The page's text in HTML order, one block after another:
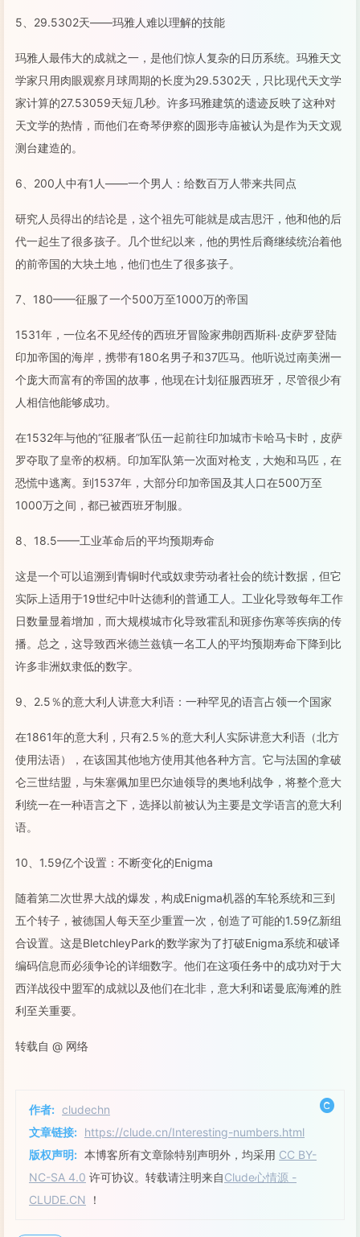
5、29.5302天——玛雅人难以理解的技能
玛雅人最伟大的成就之一，是他们惊人复杂的日历系统。玛雅天文
学家只用肉眼观察月球周期的长度为29.5302天，只比现代天文学
家计算的27.53059天短几秒。许多玛雅建筑的遗迹反映了这种对
天文学的热情，而他们在奇琴伊察的圆形寺庙被认为是作为天文观
测台建造的。
6、200人中有1人——一个男人：给数百万人带来共同点
研究人员得出的结论是，这个祖先可能就是成吉思汗，他和他的后
代一起生了很多孩子。几个世纪以来，他的男性后裔继续统治着他
的前帝国的大块土地，他们也生了很多孩子。
7、180——征服了一个500万至1000万的帝国
1531年，一位名不见经传的西班牙冒险家弗朗西斯科·皮萨罗登陆
印加帝国的海岸，携带有180名男子和37匹马。他听说过南美洲一
个庞大而富有的帝国的故事，他现在计划征服西班牙，尽管很少有
人相信他能够成功。
在1532年与他的“征服者”队伍一起前往印加城市卡哈马卡时，皮萨
罗夺取了皇帝的权柄。印加军队第一次面对枪支，大炮和马匹，在
恐慌中逃离。到1537年，大部分印加帝国及其人口在500万至
1000万之间，都已被西班牙制服。
8、18.5——工业革命后的平均预期寿命
这是一个可以追溯到青铜时代或奴隶劳动者社会的统计数据，但它
实际上适用于19世纪中叶达德利的普通工人。工业化导致每年工作
日数量显着增加，而大规模城市化导致霍乱和斑疹伤寒等疾病的传
播。总之，这导致西米德兰兹镇一名工人的平均预期寿命下降到比
许多非洲奴隶低的数字。
9、2.5％的意大利人讲意大利语：一种罕见的语言占领一个国家
在1861年的意大利，只有2.5％的意大利人实际讲意大利语（北方
使用法语），在该国其他地方使用其他各种方言。它与法国的拿破
仑三世结盟，与朱塞佩加里巴尔迪领导的奥地利战争，将整个意大
利统一在一种语言之下，选择以前被认为主要是文学语言的意大利
语。
10、1.59亿个设置：不断变化的Enigma
随着第二次世界大战的爆发，构成Enigma机器的车轮系统和三到
五个转子，被德国人每天至少重置一次，创造了可能的1.59亿新组
合设置。这是BletchleyPark的数学家为了打破Enigma系统和破译
编码信息而必须争论的详细数字。他们在这项任务中的成功对于大
西洋战役中盟军的成就以及他们在北非，意大利和诺曼底海滩的胜
利至关重要。
转载自 @ 网络
作者: cludechn
文章链接: https://clude.cn/Interesting-numbers.html
版权声明: 本博客所有文章除特别声明外，均采用 CC BY-
NC-SA 4.0 许可协议。转载请注明来自Clude心情源 -
CLUDE.CN ！